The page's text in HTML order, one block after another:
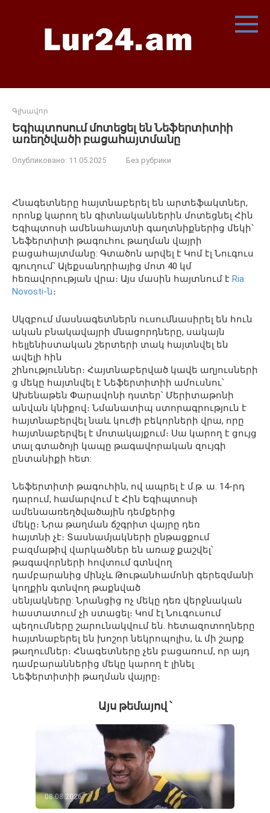
Գլխավոր
Եգիպտոսում մոտեցել են Նեֆերտիտիի
առեղծվածի բացահայտմանը
Опубликовано: 11.05.2025 Без рубрики
Հնագետները հայտնաբերել են արտեֆակտներ,
որոնք կարող են գիտնականներին մոտեցնել Հին
Եգիպտոսի ամենահայտնի գաղտնիքներից մեկի՝
Նեֆերտիտի թագուհու թաղման վայրի
բացահայտմանը: Գտածոն արվել է Կոմ էլ Նուգուս
գյուղում՝ Ալեքսանդրիայից մոտ 40 կմ
հեռավորության վրա։ Այս մասին հայտնում է Ria
Novosti-ն։
Սկզբում մասնագետներն ուսումնասիրել են հուն
ական բնակավայրի մնացորդները, սակայն
հելլենիստական շերտերի տակ հայտնվել են
ավելի հին
շինություններ։ Հայտնաբերված կավե աղյուսների
ց մեկը հայտնվել է Նեֆերտիտիի ամուսնու՝
Ախենաթեն Փարավոնի դստեր՝ Մերիտաթոնի
անվան կնիքով։ Նմանատիպ ստորագրություն է
հայտնաբերվել նաև կուժի բեկորների վրա, որը
հայտնաբերվել է մոտակայքում։ Սա կարող է ցույց
տալ գտածոյի կապը թագավորական զույգի
ընտանիքի հետ:
Նեֆերտիտի թագուհին, ով ապրել է մ.թ. ա. 14-րդ
դարում, համարվում է Հին Եգիպտոսի
ամենաառեղծվածային դեմքերից
մեկը։ Նրա թաղման ճշգրիտ վայրը դեռ
հայտնի չէ։ Տասնամյակների ընթացքում
բազմաթիվ վարկածներ են առաջ քաշվել՝
թագավորների հովտում գտնվող
դամբարանից մինչև Թութանհամոնի գերեզմանի
կողքին գտնվող թաքնված
սենյակները: Նրանցից ոչ մեկը դեռ վերջնական
հաստատում չի ստացել։ Կոմ էլ Նուգուսում
պեղումները շարունակվում են. հետազոտողները
հայտնաբերել են խոշոր նեկրոպոլիս, և մի շարք
թաղումներ։ Հնագետները չեն բացառում, որ այդ
դամբարաններից մեկը կարող է լինել
Նեֆերտիտիի թաղման վայրը։
Այս թեմայով ՝
08.08.2026